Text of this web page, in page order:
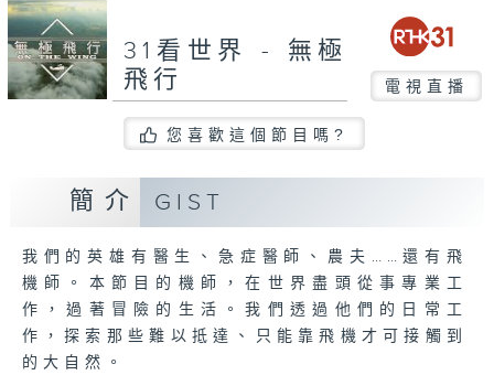
31看世界 - 無極
飛行
電視直播
您喜歡這個節目嗎?
簡介 GIST
我們的英雄有醫生、急症醫師、農夫……還有飛
機師。本節目的機師，在世界盡頭從事專業工
作，過著冒險的生活。我們透過他們的日常工
作，探索那些難以抵達、只能靠飛機才可接觸到
的大自然。